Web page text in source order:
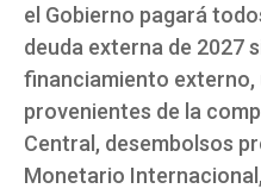
el Gobierno pagará
deuda externa de 2027
financiamiento
provenientes de la
Central, desembolsos
Monetario